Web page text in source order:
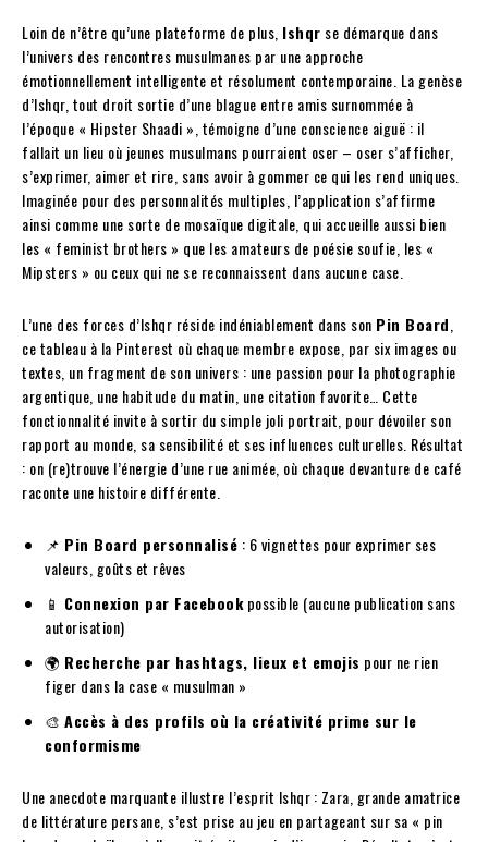
Loin de n’être qu’une plateforme de plus, Ishqr se démarque dans
l’univers des rencontres musulmanes par une approche
émotionnellement intelligente et résolument contemporaine. La genèse
d’Ishqr, tout droit sortie d’une blague entre amis surnommée à
l’époque « Hipster Shaadi », témoigne d’une conscience aiguë : il
fallait un lieu où jeunes musulmans pourraient oser – oser s’afficher,
s’exprimer, aimer et rire, sans avoir à gommer ce qui les rend uniques.
Imaginée pour des personnalités multiples, l’application s’affirme
ainsi comme une sorte de mosaïque digitale, qui accueille aussi bien
les « feminist brothers » que les amateurs de poésie soufie, les «
Mipsters » ou ceux qui ne se reconnaissent dans aucune case.
L’une des forces d’Ishqr réside indéniablement dans son Pin Board,
ce tableau à la Pinterest où chaque membre expose, par six images ou
textes, un fragment de son univers : une passion pour la photographie
argentique, une habitude du matin, une citation favorite… Cette
fonctionnalité invite à sortir du simple joli portrait, pour dévoiler son
rapport au monde, sa sensibilité et ses influences culturelles. Résultat
: on (re)trouve l’énergie d’une rue animée, où chaque devanture de café
raconte une histoire différente.
📌 Pin Board personnalisé : 6 vignettes pour exprimer ses
valeurs, goûts et rêves
📱 Connexion par Facebookpossible (aucune publication sans
autorisation)
🌍 Recherche par hashtags, lieux et emojis pour ne rien
figer dans la case « musulman »
🎨 Accès à des profils où la créativité prime sur le
conformisme
Une anecdote marquante illustre l’esprit Ishqr : Zara, grande amatrice
de littérature persane, s’est prise au jeu en partageant sur sa « pin